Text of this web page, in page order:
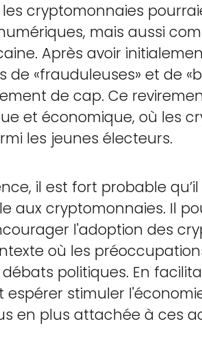
cryptomonnaies
mais aussi
Après avoir
«frauduleuses» et de
de cap. Ce
et économique, où les
les jeunes électeurs.
il est fort probable
aux cryptomonnaies. Il
l'adoption des
où les
politiques. En
espérer stimuler
en plus attachée à ces